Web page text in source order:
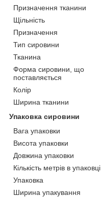
Призначення тканини
Щільність
Призначення
Тип сировини
Тканина
Форма сировини, що
поставляється
Колір
Ширина тканини
Упаковка сировини
Вага упаковки
Висота упаковки
Довжина упаковки
Кількість метрів в упаковці
Упаковка
Ширина упакування